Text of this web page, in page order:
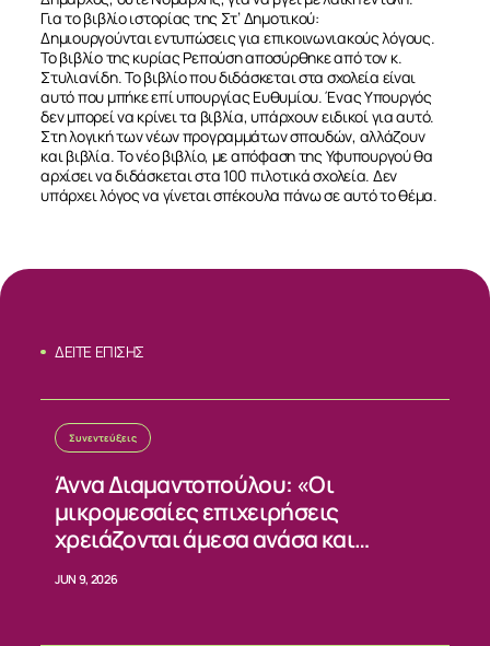
Για το βιβλίο ιστορίας της Στ’ Δημοτικού:
Δημιουργούνται εντυπώσεις για επικοινωνιακούς λόγους.
Το βιβλίο της κυρίας Ρεπούση αποσύρθηκε από τον κ.
Στυλιανίδη. Το βιβλίο που διδάσκεται στα σχολεία είναι
αυτό που μπήκε επί υπουργίας Ευθυμίου. Ένας Υπουργός
δεν μπορεί να κρίνει τα βιβλία, υπάρχουν ειδικοί για αυτό.
Στη λογική των νέων προγραμμάτων σπουδών, αλλάζουν
και βιβλία. Το νέο βιβλίο, με απόφαση της Υφυπουργού θα
αρχίσει να διδάσκεται στα 100 πιλοτικά σχολεία. Δεν
υπάρχει λόγος να γίνεται σπέκουλα πάνω σε αυτό το θέμα.
ΔΕΙΤΕ ΕΠΙΣΗΣ
Συνεντεύξεις
Άννα Διαμαντοπούλου: «Οι
μικρομεσαίες επιχειρήσεις
χρειάζονται άμεσα ανάσα και
JUN 9, 2026